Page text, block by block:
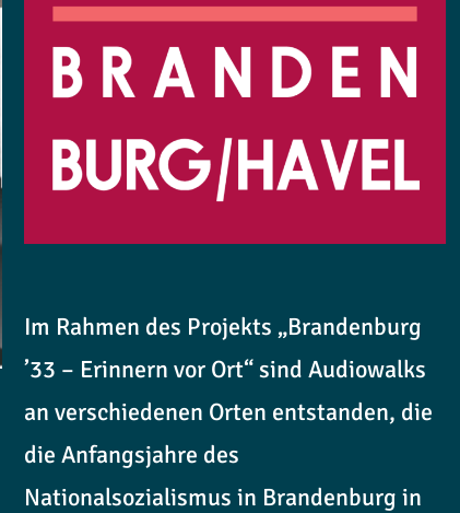
Im Rahmen des Projekts „Brandenburg
’33 – Erinnern vor Ort“ sind Audiowalks
an verschiedenen Orten entstanden, die
die Anfangsjahre des
Nationalsozialismus in Brandenburg in